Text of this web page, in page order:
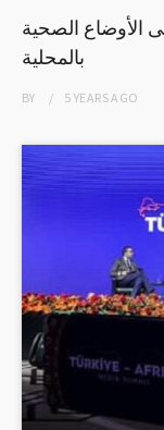
الأوضاع الصحية
بالمحلية
BY 5 YEARSAGO